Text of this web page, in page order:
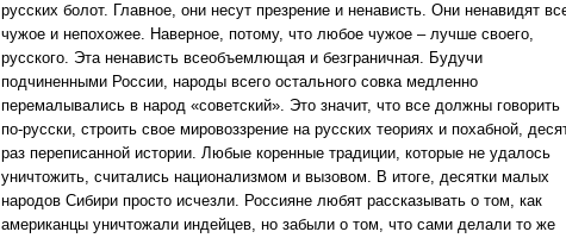
русских болот. Главное, они несут презрение и ненависть. Они ненавидят
чужое и непохожее. Наверное, потому, что любое чужое – лучше своего,
русского. Эта ненависть всеобъемлющая и безграничная. Будучи
подчиненными России, народы всего остального совка медленно
перемалывались в народ «советский». Это значит, что все должны говорить
по-русски, строить свое мировоззрение на русских теориях и похабной,
раз переписанной истории. Любые коренные традиции, которые не удалось
уничтожить, считались национализмом и вызовом. В итоге, десятки малых
народов Сибири просто исчезли. Россияне любят рассказывать о том, как
американцы уничтожали индейцев, но забыли о том, что сами делали то же